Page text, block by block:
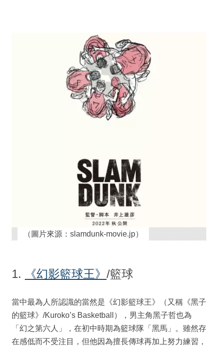
（圖片來源：slamdunk-movie.jp）
1. 《幻影籃球王》 /籃球
當中最為人所認識的當然是《幻影籃球王》（又稱《黑子
的籃球》/Kuroko’s Basketball），男主角黑子哲也為
「幻之第六人」，在初中時期為籃球隊「黑馬」。雖然存
在感低而不受注目，但他因為擅長傳球再加上努力練習，